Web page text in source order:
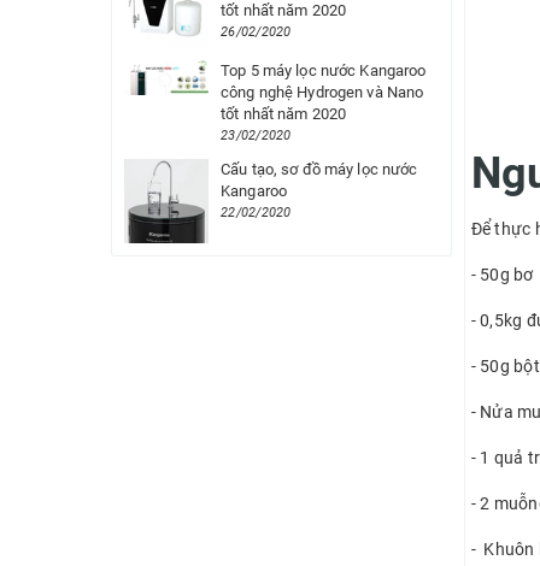
Để thực
- 50g bơ
- 0,5kg
- 50g
- Nửa
- 1 quả
- 2
- Khuôn
tốt nhất năm 2020
26/02/2020
Top 5 máy lọc nước Kangaroo
công nghệ Hydrogen và Nano
tốt nhất năm 2020
23/02/2020
Cấu tạo, sơ đồ máy lọc nước
Kangaroo
22/02/2020